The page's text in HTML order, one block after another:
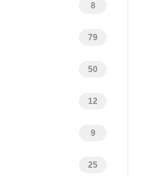
8
79
50
12
9
25